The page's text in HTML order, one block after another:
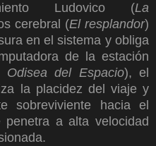
Ludovico (La
cerebral (El resplandor)
en el sistema y obliga
de la estación
Odisea del Espacio), el
la placidez del viaje y
sobreviviente hacia el
a alta velocidad